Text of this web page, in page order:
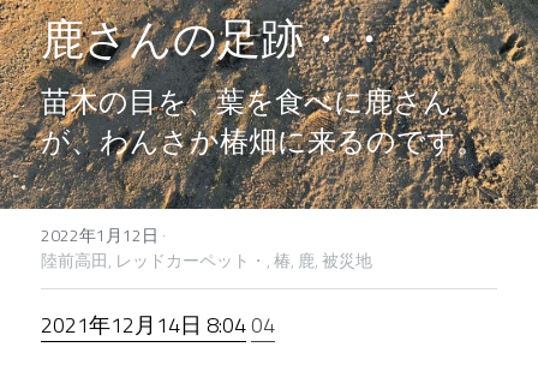
2020年からの歩み
RCPが目指すこと
主な活動
植樹エリア
３つの椿ストーリー
プロジェクトチーム​
活動の記録
応援くださる企業様
トップ
企業・法人・団体の方
個人からのご支援
トップ
個人の方
写真館
植樹会の様子
椿畑の日常
たかたのゆめちゃん
三陸椿商品群
鹿さんの足跡・・
苗木の目を、葉を食べに鹿さん
が、わんさか椿畑に来るのです。
2022年1月12日 ·
陸前高田, レッドカーペット・,椿, 鹿,被災地
2021年12月14日 8:0404